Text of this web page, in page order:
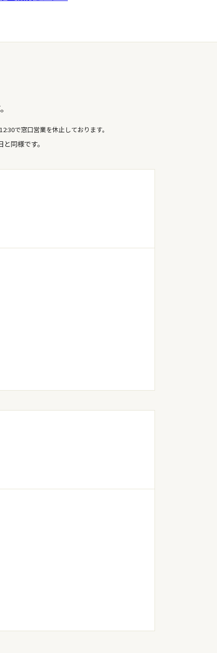
で窓口営業を休止しております。
同様です。